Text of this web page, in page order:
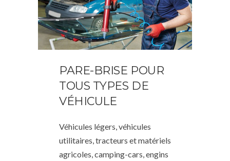
PARE-BRISE POUR
TOUS TYPES DE
VÉHICULE
Véhicules légers, véhicules
utilitaires, tracteurs et matériels
agricoles, camping-cars, engins